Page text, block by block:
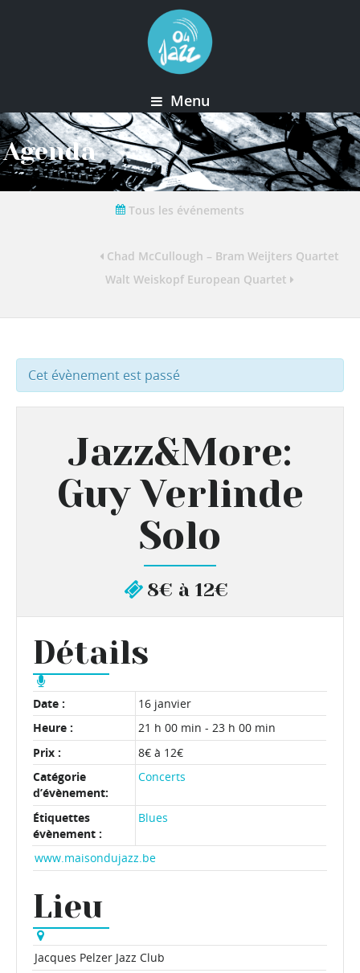
Menu
Agenda
Tous les événements
Chad McCullough – Bram Weijters Quartet
Walt Weiskopf European Quartet
Cet évènement est passé
Jazz&More:
Guy Verlinde
Solo
8€ à 12€
Détails
Date :
16 janvier
Heure :
21 h 00 min - 23 h 00 min
Prix :
8€ à 12€
Catégorie
d’évènement:
Concerts
Étiquettes
évènement :
Blues
www.maisondujazz.be
Lieu
Jacques Pelzer Jazz Club